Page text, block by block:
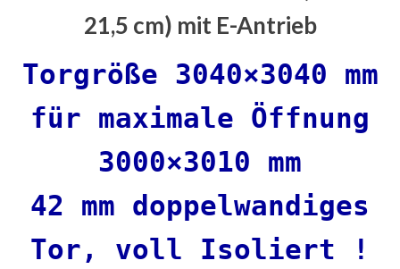
21,5 cm) mit E-Antrieb
Torgröße 3040×3040 mm
für maximale Öffnung
3000×3010 mm
42 mm doppelwandiges
Tor, voll Isoliert !